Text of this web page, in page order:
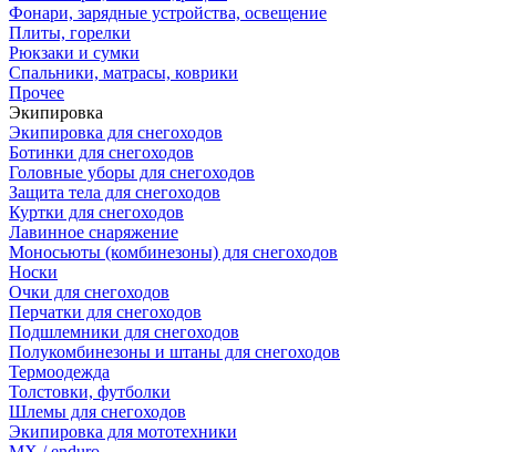
Фонари, зарядные устройства, освещение
Плиты, горелки
Рюкзаки и сумки
Спальники, матрасы, коврики
Прочее
Экипировка
Экипировка для снегоходов
Ботинки для снегоходов
Головные уборы для снегоходов
Защита тела для снегоходов
Куртки для снегоходов
Лавинное снаряжение
Моносьюты (комбинезоны) для снегоходов
Носки
Очки для снегоходов
Перчатки для снегоходов
Подшлемники для снегоходов
Полукомбинезоны и штаны для снегоходов
Термоодежда
Толстовки, футболки
Шлемы для снегоходов
Экипировка для мототехники